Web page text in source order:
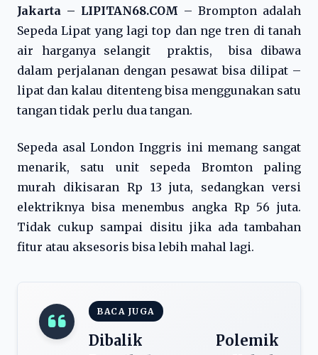
Jakarta – LIPITAN68.COM – Brompton adalah
Sepeda Lipat yang lagi top dan nge tren di tanah
air harganya selangit praktis, bisa dibawa
dalam perjalanan dengan pesawat bisa dilipat –
lipat dan kalau ditenteng bisa menggunakan satu
tangan tidak perlu dua tangan.
Sepeda asal London Inggris ini memang sangat
menarik, satu unit sepeda Bromton paling
murah dikisaran Rp 13 juta, sedangkan versi
elektriknya bisa menembus angka Rp 56 juta.
Tidak cukup sampai disitu jika ada tambahan
fitur atau aksesoris bisa lebih mahal lagi.
BACA JUGA
Dibalik Polemik